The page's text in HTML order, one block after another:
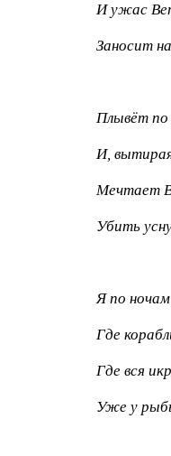
И ужас
Заносит
Плывёт по
И,
Мечтает
Убить
Я по
Где
Где вся
Уже у